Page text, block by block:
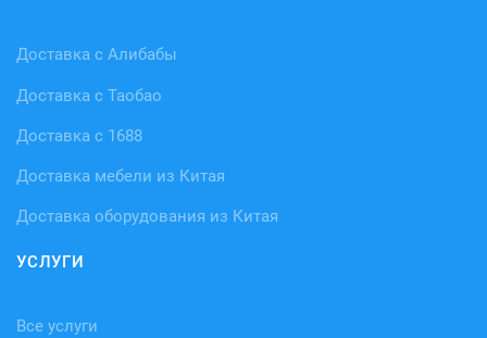
Доставка с Алибабы
Доставка с Таобао
Доставка с 1688
Доставка мебели из Китая
Доставка оборудования из Китая
УСЛУГИ
Все услуги